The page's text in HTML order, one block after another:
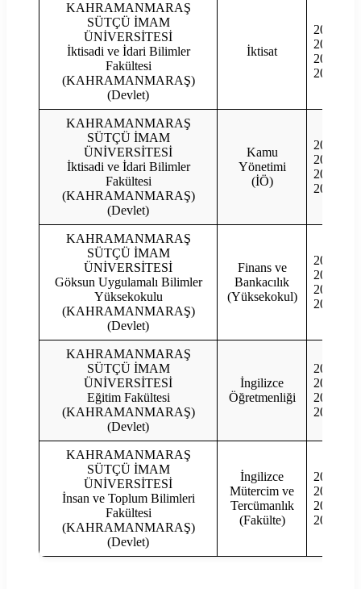
KAHRAMANMARAŞ
SÜTÇÜ İMAM
ÜNİVERSİTESİ
İktisadi ve İdari Bilimler
Fakültesi
(KAHRAMANMARAŞ)
(Devlet)
İktisat
2023
2022
2021
2020
KAHRAMANMARAŞ
SÜTÇÜ İMAM
ÜNİVERSİTESİ
İktisadi ve İdari Bilimler
Fakültesi
(KAHRAMANMARAŞ)
(Devlet)
Kamu
Yönetimi
(İÖ)
2023
2022
2021
2020
KAHRAMANMARAŞ
SÜTÇÜ İMAM
ÜNİVERSİTESİ
Göksun Uygulamalı Bilimler
Yüksekokulu
(KAHRAMANMARAŞ)
(Devlet)
Finans ve
Bankacılık
(Yüksekokul)
2023
2022
2021
2020
KAHRAMANMARAŞ
SÜTÇÜ İMAM
ÜNİVERSİTESİ
Eğitim Fakültesi
(KAHRAMANMARAŞ)
(Devlet)
İngilizce
Öğretmenliği
2023
2022
2021
2020
KAHRAMANMARAŞ
SÜTÇÜ İMAM
ÜNİVERSİTESİ
İnsan ve Toplum Bilimleri
Fakültesi
(KAHRAMANMARAŞ)
(Devlet)
İngilizce
Mütercim ve
Tercümanlık
(Fakülte)
2023
2022
2021
2020